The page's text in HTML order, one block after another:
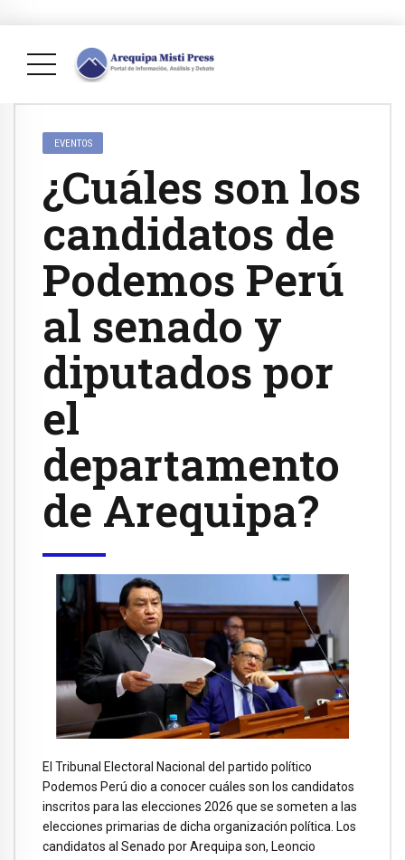
EVENTOS
¿Cuáles son los
candidatos de
Podemos Perú
al senado y
diputados por
el
departamento
de Arequipa?
El Tribunal Electoral Nacional del partido político
Podemos Perú dio a conocer cuáles son los candidatos
inscritos para las elecciones 2026 que se someten a las
elecciones primarias de dicha organización política. Los
candidatos al Senado por Arequipa son, Leoncio